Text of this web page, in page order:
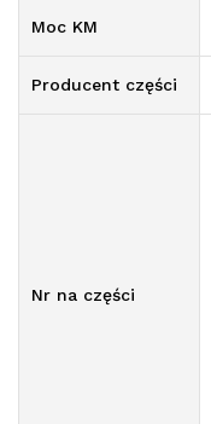
Moc KM
Producent części
Nr na części